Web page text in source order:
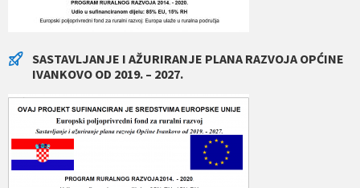
SASTAVLJANJE I AŽURIRANJE PLANA RAZVOJA OPĆINE
IVANKOVO OD 2019. – 2027.